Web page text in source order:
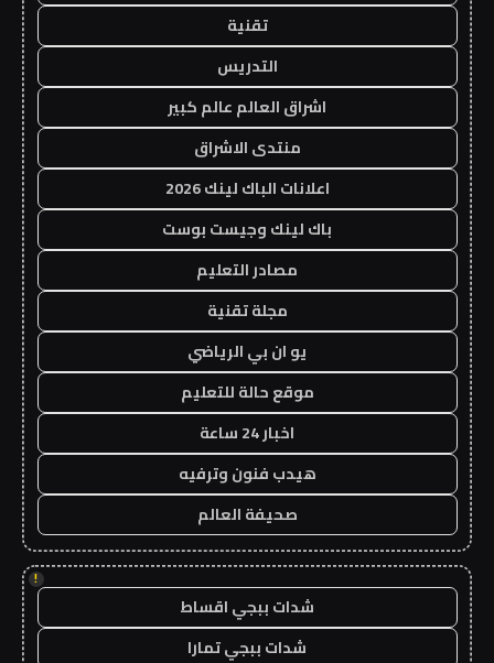
تقنية
التدريس
اشراق العالم عالم كبير
منتدى الاشراق
اعلانات الباك لينك 2026
باك لينك وجيست بوست
مصادر التعليم
مجلة تقنية
يو ان بي الرياضي
موقع حالة للتعليم
اخبار 24 ساعة
هيدب فنون وترفيه
صحيفة العالم
!
شدات ببجي اقساط
شدات ببجي تمارا